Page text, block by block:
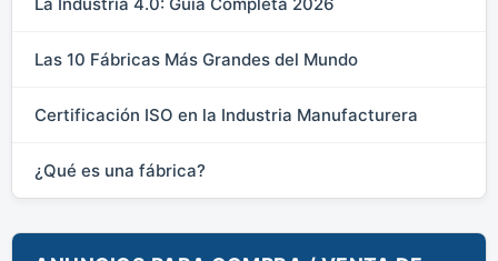
La Industria 4.0: Guía Completa 2026
Las 10 Fábricas Más Grandes del Mundo
Certificación ISO en la Industria Manufacturera
¿Qué es una fábrica?